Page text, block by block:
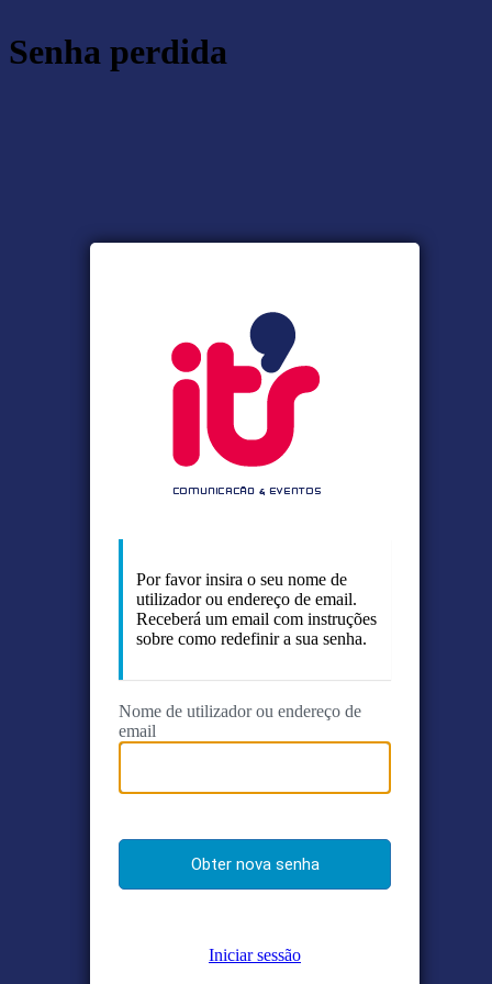
Senha perdida
Por favor insira o seu nome de
utilizador ou endereço de email.
Receberá um email com instruções
sobre como redefinir a sua senha.
Nome de utilizador ou endereço de
email
Iniciar sessão